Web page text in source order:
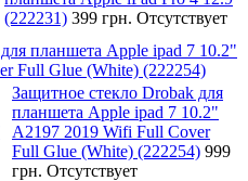
(222231) 399 грн. Отсутствует
планшета Apple ipad 7 10.2"
Full Glue (White) (222254)
Защитное стекло Drobak для
планшета Apple ipad 7 10.2"
A2197 2019 Wifi Full Cover
Full Glue (White) (222254) 999
грн. Отсутствует